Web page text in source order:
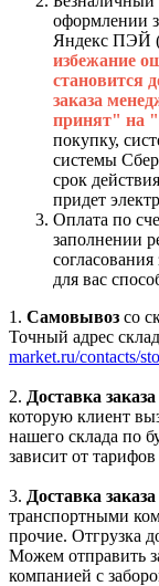
оформлении
Яндекс ПЭЙ
избежание
становится
заказа
принят" на
покупку,
системы
срок
придет
Оплата по
заполнении
для вас
1. Самовывоз со
Точный адрес
market.ru/contacts/
2. Доставка заказа
которую клиент
нашего склада по
зависит от
3. Доставка
транспортными
прочие. Отгрузка
Можем отправить
компанией с